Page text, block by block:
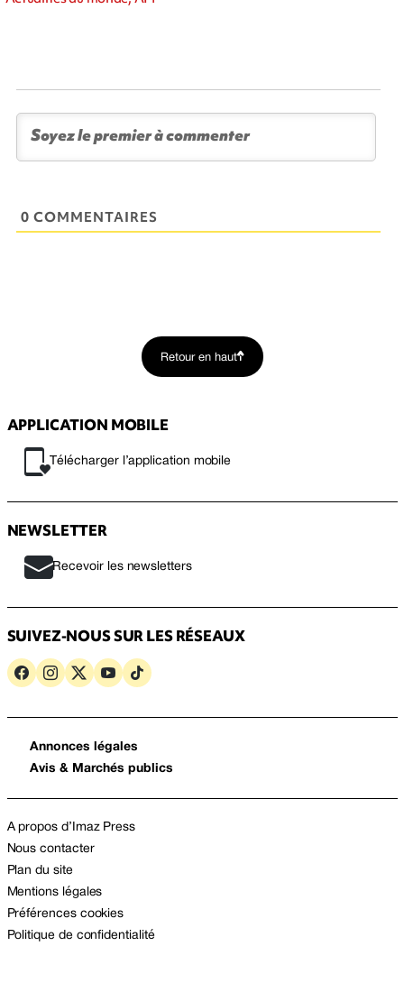
0 COMMENTAIRES
Retour en haut
APPLICATION MOBILE
Télécharger l’application mobile
NEWSLETTER
Recevoir les newsletters
SUIVEZ-NOUS SUR LES RÉSEAUX
Annonces légales
Avis & Marchés publics
A propos d’Imaz Press
Nous contacter
Plan du site
Mentions légales
Préférences cookies
Politique de confidentialité